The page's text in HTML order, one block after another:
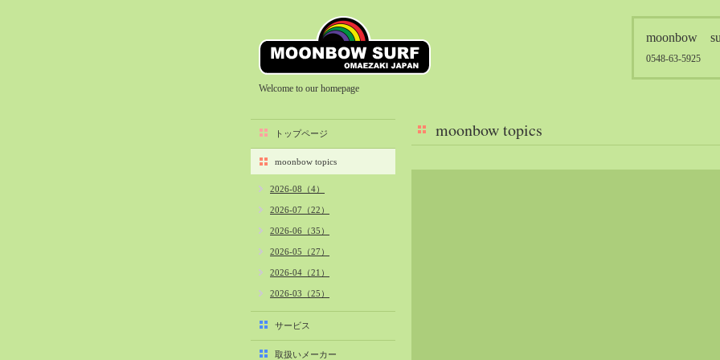
moonbow
0548-63-5925
Welcome to our homepage
moonbow topics
トップページ
moonbow topics
2026-08（4）
2026-07（22）
2026-06（35）
2026-05（27）
2026-04（21）
2026-03（25）
2026-02（22）
2025-12（34）
サービス
取扱いメーカー